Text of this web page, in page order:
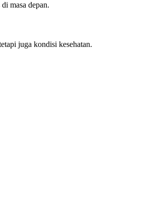
masa depan.
juga kondisi kesehatan.